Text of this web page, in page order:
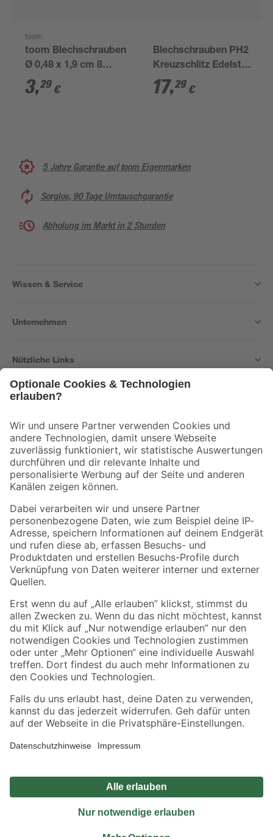
toom
toom Blechschrauben
Ø 0,48 x 1,9 cm 8
Stück
3,29 €
Blechschrauben PH2
Kreuzschlitz Edelstahl
4,8 x 32 mm 50 Stück
17,29 €
5 Jahre Garantie auf toom Eigenmarken
Sorglos, 90 Tage Umtauschgarantie
Abholung im Markt in 2 Stunden
Wissen & Service
Unternehmen
Nützliche Links
Der toom Newsletter: Keine Angebote und Aktionen mehr verpassen!
Zur Newsletter Anmeldung
Folge uns
Zahlungsarten Versandarten
Sicher einkaufen
Jetzt die toom-App herunterladen
Alle Preisangaben in EUR inkl. gesetzl. MwSt.. Die dargestellten Angebote sind unter
Umständen nicht in allen Märkten verfügbar. Die angegebenen Verfügbarkeiten beziehen
Produkte nur solange der Vorrat reicht.
*Paketversand ab 59 € versandkostenfrei, gilt nicht für Artikel mit Speditionsversand, hier
Privatsphäre Impressum
Nutzungsbedingungen
Widerrufsrecht
Vertrag widerrufen